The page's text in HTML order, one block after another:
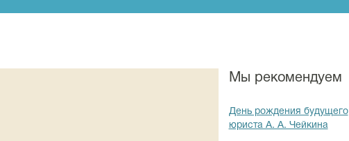
Мы рекомендуем
День рождения будущего
юриста А. А. Чейкина